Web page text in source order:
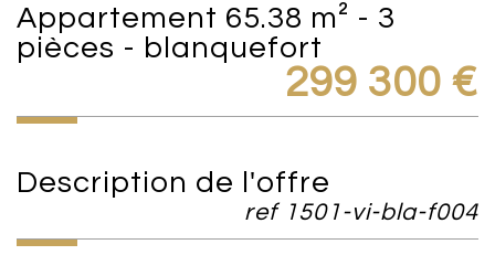
appartement 65.38 m² - 3
pièces - blanquefort
299 300 €
description de l'offre
ref 1501-vi-bla-f004